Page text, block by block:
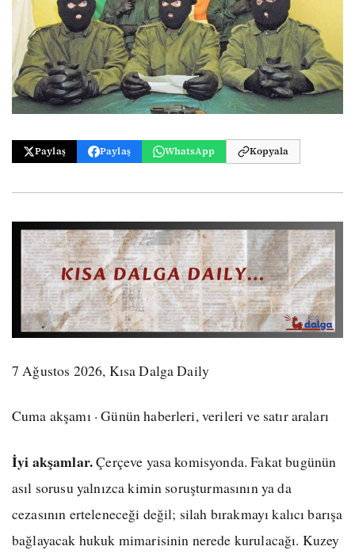
Paylaş Paylaş WhatsApp Kopyala
7 Ağustos 2026, Kısa Dalga Daily
Cuma akşamı · Günün haberleri, verileri ve satır araları
İyi akşamlar.Çerçeve yasa komisyonda. Fakat bugünün
asıl sorusu yalnızca kimin soruşturmasının ya da
cezasının erteleneceği değil; silah bırakmayı kalıcı barışa
bağlayacak hukuk mimarisinin nerede kurulacağı. Kuzey